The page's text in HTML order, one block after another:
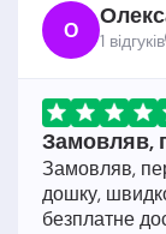
О 1 відгукiв
Замовляв,
Замовляв,
дошку,
безплатне